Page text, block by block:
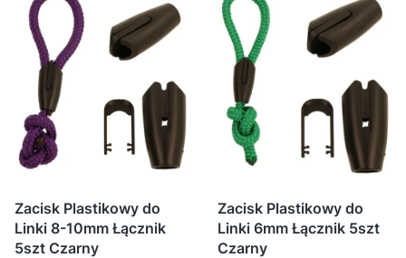
Zacisk Plastikowy do
Linki 8-10mm Łącznik
5szt Czarny
Zacisk Plastikowy do
Linki 6mm Łącznik 5szt
Czarny